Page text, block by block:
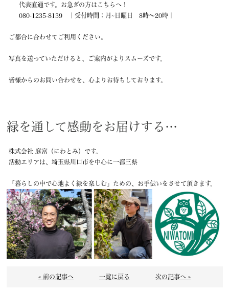
代表直通です。お急ぎの方はこちらへ！
080-1235-8139 ｜受付時間：月~日曜日 8時〜20時｜
ご都合に合わせてご利用ください。
写真を送っていただけると、ご案内がよりスムーズです。
皆様からのお問い合わせを、心よりお待ちしております。
緑を通して感動をお届けする…
株式会社 庭富（にわとみ）です。
活動エリアは、埼玉県川口市を中心に一都三県
「暮らしの中で心地よく緑を楽しむ」ための、お手伝いをさせて頂きます。
« 前の記事へ 一覧に戻る 次の記事へ »